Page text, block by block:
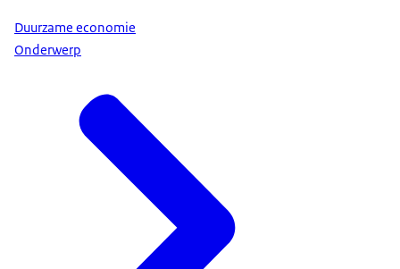
Duurzame economie
Onderwerp